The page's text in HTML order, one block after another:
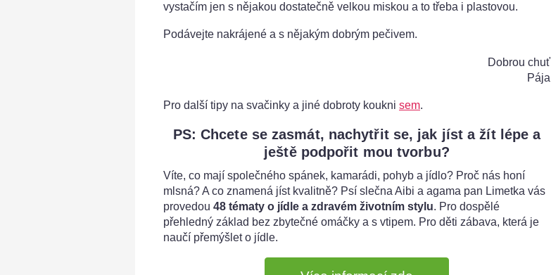
vystačím jen s nějakou dostatečně velkou miskou a to třeba i plastovou.
Podávejte nakrájené a s nějakým dobrým pečivem.
Dobrou chuť
Pája
Pro další tipy na svačinky a jiné dobroty koukni sem.
PS: Chcete se zasmát, nachytřit se, jak jíst a žít lépe a
ještě podpořit mou tvorbu?
Víte, co mají společného spánek, kamarádi, pohyb a jídlo? Proč nás honí
mlsná? A co znamená jíst kvalitně? Psí slečna Aibi a agama pan Limetka vás
provedou 48 tématy o jídle a zdravém životním stylu. Pro dospělé
přehledný základ bez zbytečné omáčky a s vtipem. Pro děti zábava, která je
naučí přemýšlet o jídle.